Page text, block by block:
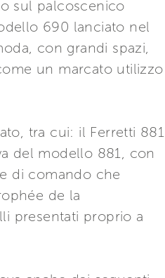
sul palcoscenico
690 lanciato nel
con grandi spazi,
un marcato utilizzo
tra cui: il Ferretti 881
del modello 881, con
di comando che
de la
presentati proprio a